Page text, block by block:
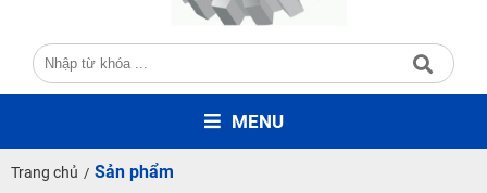
MENU
Trang chủ / Sản phẩm